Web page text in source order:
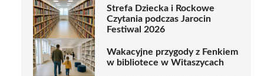
Strefa Dziecka i Rockowe
Czytania podczas Jarocin
Festiwal 2026
Wakacyjne przygody z Fenkiem
w bibliotece w Witaszycach